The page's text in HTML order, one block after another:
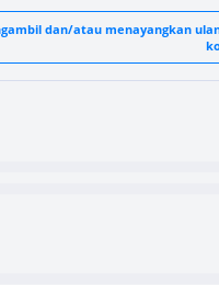
dan/atau menayangkan